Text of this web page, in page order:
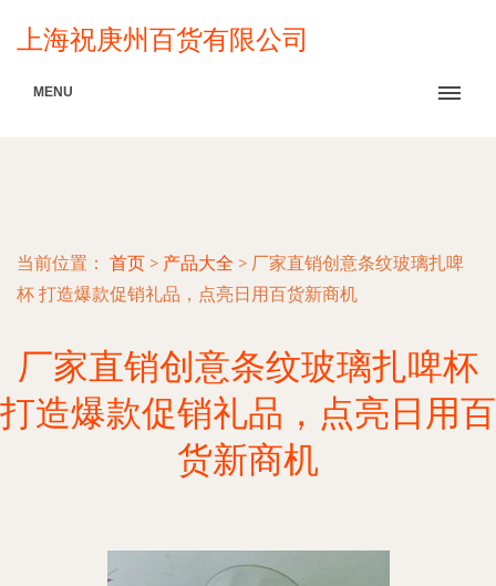
上海祝庚州百货有限公司
MENU
当前位置： 首页 > 产品大全 > 厂家直销创意条纹玻璃扎啤
杯 打造爆款促销礼品，点亮日用百货新商机
厂家直销创意条纹玻璃扎啤杯
打造爆款促销礼品，点亮日用百
货新商机